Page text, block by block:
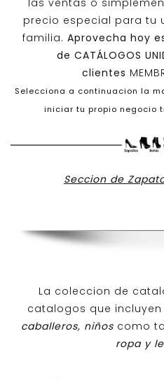
precio especial para tu
familia. Aprovecha hoy
de CATÁLOGOS
clientes
Selecciona a continuacion la
iniciar tu propio negocio
Seccion de
La coleccion de
catalogos que
caballeros, niños como
ropa y